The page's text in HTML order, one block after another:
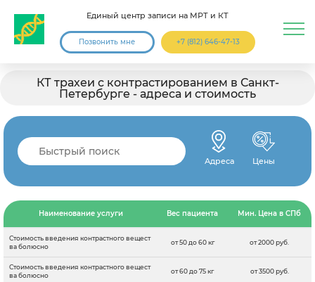
Единый центр записи на МРТ и КТ
Позвонить мне +7 (812) 646-47-13
КТ трахеи с контрастированием в Санкт-
Петербурге - адреса и стоимость
Адреса Цены
Наименование услуги Вес пациента Мин. Цена в СПб
Стоимость введения контрастного вещест
ва болюсно
от 50 до 60 кг от 2000 руб.
Стоимость введения контрастного вещест
ва болюсно
от 60 до 75 кг от 3500 руб.